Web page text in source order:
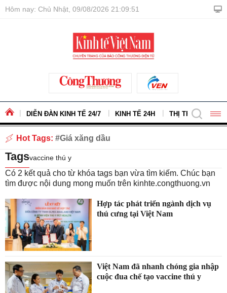
Hôm nay: Chủ Nhật, 09/08/2026 21:09:51
DIỄN ĐÀN KINH TẾ 24/7 KINH TẾ 24H THỊ TRƯỜNG -
Hot Tags: Giá xăng dầu
Tagsvaccine thú y
Có 2 kết quả cho từ khóa tags bạn vừa tìm kiếm. Chúc bạn
tìm được nội dung mong muốn trên kinhte.congthuong.vn
Hợp tác phát triển ngành dịch vụ
thú cưng tại Việt Nam
Việt Nam đã nhanh chóng gia nhập
cuộc đua chế tạo vaccine thú y